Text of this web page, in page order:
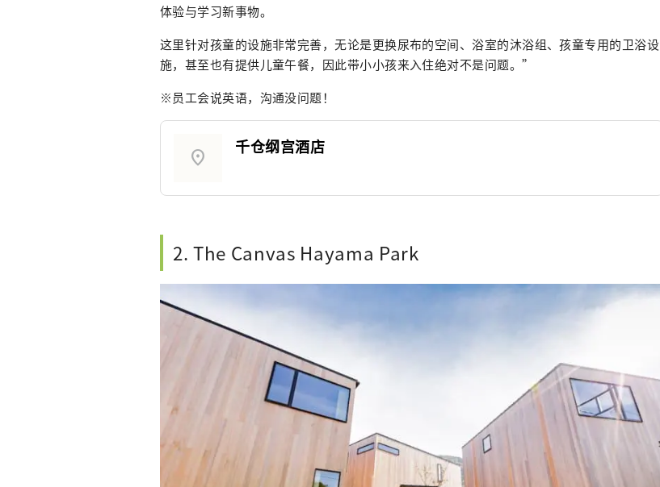
体验与学习新事物。
这里针对孩童的设施非常完善，无论是更换尿布的空间、浴室的沐浴组、孩童专用的卫浴设
施，甚至也有提供儿童午餐，因此带小小孩来入住绝对不是问题。”
※员工会说英语，沟通没问题！
location_on
千仓纲宫酒店
2. The Canvas Hayama Park